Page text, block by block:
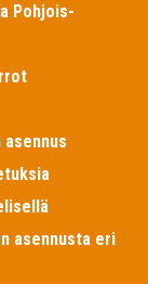
Pohjois-
asennusta eri